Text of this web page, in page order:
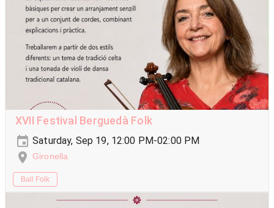
XVII Festival Berguedà Folk
Saturday, Sep 19, 12:00 PM-02:00 PM
Gironella
Ball Folk